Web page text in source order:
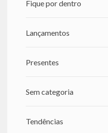
Fique por dentro
Lançamentos
Presentes
Sem categoria
Tendências